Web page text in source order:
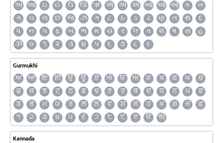
અ આ ઇ ઈ ઉ ઊ ઋ ઍ એ ઐ ઑ ઓ ઔ ક
ખ
ગ
ઘ ચ છ જ ઝ ઞ ટ ઠ ડ ઢ ણ ત થ
દ
ધ
ન પ ફ બ ભ મ ય ર લ વ શ ષ સ
હ
ૐ
૦ ૧ ૨ ૩ ૪ ૫ ૬ ૭ ૮ ૯
Gurmukhi
ਅ ਆ ਇ ਈ ਉ ਊ ਏ ਐ ਓ ਔ ਕ ਖ ਗ ਘ
ਚ
ਛ
ਜ ਝ ਟ ਠ ਡ ਢ ਣ ਤ ਥ ਦ ਧ ਨ ਪ
ਫ
ਬ
ਭ ਮ ਯ ਰ ਲ ਲ਼ ਵ ਸ਼ ਸ ਹ ਖ਼ ਗ਼ ਜ਼
ਫ਼
੧
੨ ੩ ੪ ੫ ੬ ੭ ੮ ੯ ੲ ੳ ੴ
Kannada